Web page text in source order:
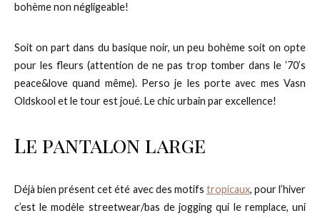
bohème non négligeable!
Soit on part dans du basique noir, un peu bohème soit on opte
pour les fleurs (attention de ne pas trop tomber dans le ’70’s
peace&love quand même). Perso je les porte avec mes Vasn
Oldskool et le tour est joué. Le chic urbain par excellence!
Le pantalon large
Déjà bien présent cet été avec des motifs tropicaux, pour l’hiver
c’est le modèle streetwear/bas de jogging qui le remplace, uni